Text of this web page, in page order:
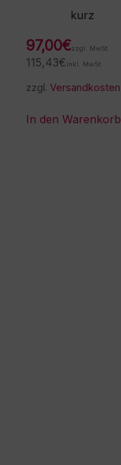
kurz
97,00€zzgl. MwSt.
115,43€ inkl. MwSt.
zzgl. Versandkosten
In den Warenkorb